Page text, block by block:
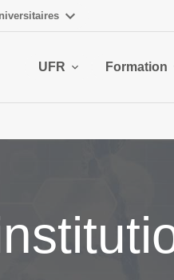
UFR Formation